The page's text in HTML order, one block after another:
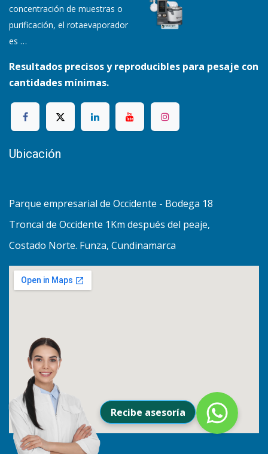
concentración de muestras o
purificación, el rotaevaporador
es …
Resultados precisos y reproducibles para pesaje con
cantidades mínimas.
Ubicación
Parque empresarial de Occidente - Bodega 18
Troncal de Occidente 1Km después del peaje,
Costado Norte. Funza, Cundinamarca
Recibe asesoría